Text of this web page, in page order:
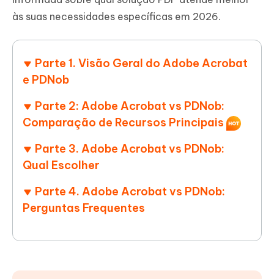
às suas necessidades específicas em 2026.
Parte 1. Visão Geral do Adobe Acrobat
e PDNob
Parte 2: Adobe Acrobat vs PDNob:
Comparação de Recursos Principais
Parte 3. Adobe Acrobat vs PDNob:
Qual Escolher
Parte 4. Adobe Acrobat vs PDNob:
Perguntas Frequentes